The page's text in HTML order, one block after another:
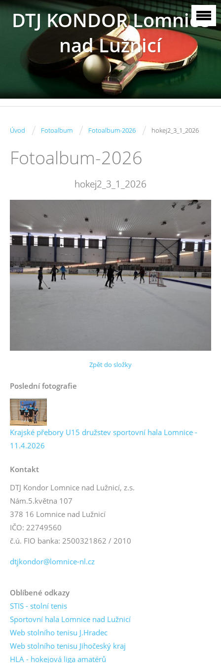
DTJ KONDOR Lomnice
nad Lužnicí
Úvod / Fotoalbum / Fotoalbum-2026 / hokej2_3_1_2026
Fotoalbum-2026
hokej2_3_1_2026
Zpět do složky
Poslední fotografie
Krajské přebory U15 družstev sportovní hala Lomnice -
11.4.2026
Kontakt
DTJ Kondor Lomnice nad Lužnicí, z.s.
Nám.5.května 107
378 16 Lomnice nad Lužnicí
IČO: 22749560
č.ú. FIO banka: 2500321862 / 2010
dtjkondor@lomnice-nl.cz
Oblíbené odkazy
STIS - stolní tenis
Sportovní hala Lomnice nad Lužnicí
Web stolního tenisu J.Hradec
Web stolního tenisu Jihočeský kraj
HLA - hokejová liga amatérů